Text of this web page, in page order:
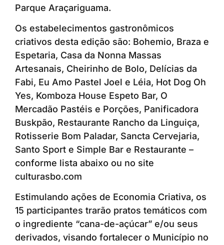
Parque Araçariguama.
Os estabelecimentos gastronômicos
criativos desta edição são: Bohemio, Braza e
Espetaria, Casa da Nonna Massas
Artesanais, Cheirinho de Bolo, Delícias da
Fabi, Eu Amo Pastel Joel e Léia, Hot Dog Oh
Yes, Komboza House Espeto Bar, O
Mercadão Pastéis e Porções, Panificadora
Buskpão, Restaurante Rancho da Linguiça,
Rotisserie Bom Paladar, Sancta Cervejaria,
Santo Sport e Simple Bar e Restaurante –
conforme lista abaixo ou no site
culturasbo.com
Estimulando ações de Economia Criativa, os
15 participantes trarão pratos temáticos com
o ingrediente “cana-de-açúcar” e/ou seus
derivados, visando fortalecer o Município no